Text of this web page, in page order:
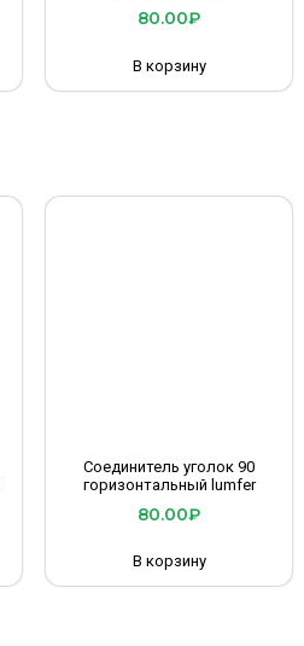
80.00₽
В корзину
Соединитель уголок 90
горизонтальный lumfer
80.00₽
В корзину